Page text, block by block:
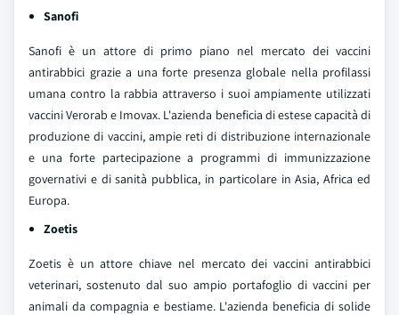
Sanofi
Sanofi è un attore di primo piano nel mercato dei vaccini
antirabbici grazie a una forte presenza globale nella profilassi
umana contro la rabbia attraverso i suoi ampiamente utilizzati
vaccini Verorab e Imovax. L'azienda beneficia di estese capacità di
produzione di vaccini, ampie reti di distribuzione internazionale
e una forte partecipazione a programmi di immunizzazione
governativi e di sanità pubblica, in particolare in Asia, Africa ed
Europa.
Zoetis
Zoetis è un attore chiave nel mercato dei vaccini antirabbici
veterinari, sostenuto dal suo ampio portafoglio di vaccini per
animali da compagnia e bestiame. L'azienda beneficia di solide